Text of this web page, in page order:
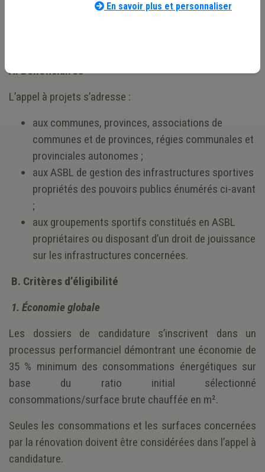
Ce plan de rénovation prend la forme d’un appel à
A. Bénéficiaires
L’appel à projets s’adresse :
aux communes, provinces, associations de
communes et de provinces, régies communales et
provinciales autonomes ;
aux ASBL de gestion des infrastructures sportives
propriétés des pouvoirs publics énumérés ci-avant
;
aux groupements sportifs constitués en ASBL
propriétaires ou disposant d’un droit de jouissance
sur les infrastructures concernées.
B. Critères d’éligibilité
1. Économie globale
Les dossiers de candidature s’inscrivent dans un
processus performanciel démontrant une économie de
35 % minimum des consommations énergétiques sur
base du ratio initial sélectionné
consommations/surface brute chauffée en m².
Seules les consommations et les surfaces concernées
par la rénovation doivent être considérées dans l’appel à
candidature.
En savoir plus et personnaliser